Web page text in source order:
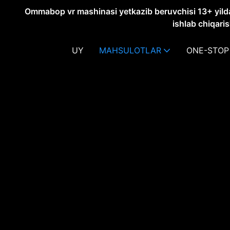
Ommabop vr mashinasi yetkazib beruvchisi 13+
ishlab
UY MAHSULOTLAR ONE-